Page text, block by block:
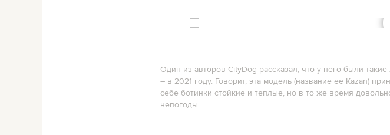
Один из авторов CityDog рассказал, что у него были
– в 2021 году. Говорит, эта модель (название ее Kazan)
себе ботинки стойкие и теплые, но в то же время
непогоды.